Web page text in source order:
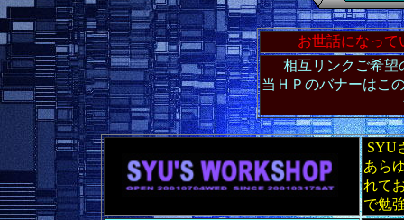
お世話になって
相互リンクご希望
当ＨＰのバナーはこ
ｆ
SYU
あら
れて
で勉